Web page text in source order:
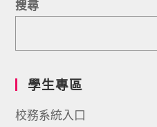
搜尋
學生專區
校務系統入口